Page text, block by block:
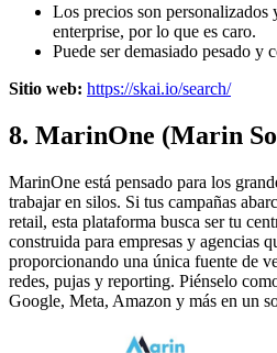
Los precios son personalizados
enterprise, por lo que es caro.
Puede ser demasiado pesado y
Sitio web: https://skai.io/search/
8. MarinOne (Marin
MarinOne está pensado para los
trabajar en silos. Si tus campañas
retail, esta plataforma busca ser tu
construida para empresas y agencias
proporcionando una única fuente de
redes, pujas y reporting. Piénselo
Google, Meta, Amazon y más en un